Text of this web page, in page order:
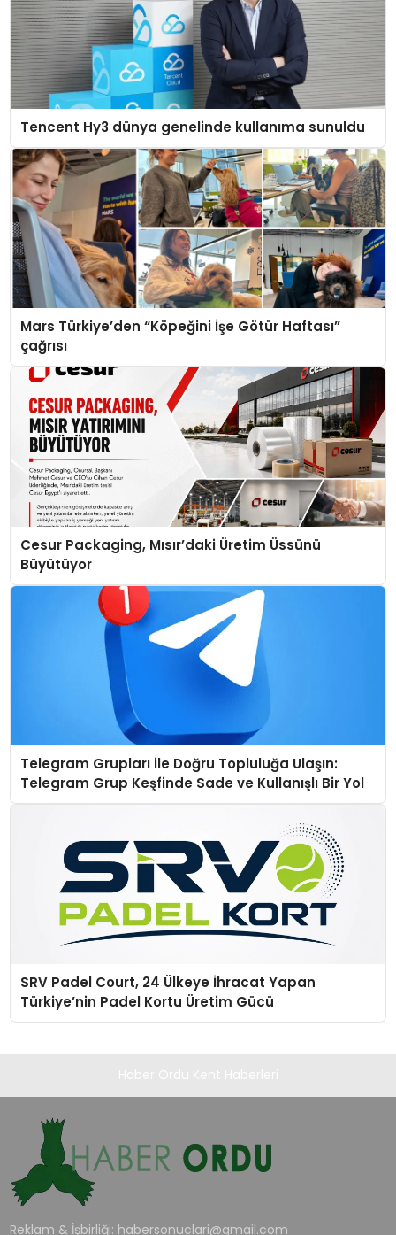
Tencent Hy3 dünya genelinde kullanıma sunuldu
Mars Türkiye’den “Köpeğini İşe Götür Haftası”
çağrısı
Cesur Packaging, Mısır’daki Üretim Üssünü
Büyütüyor
Telegram Grupları ile Doğru Topluluğa Ulaşın:
Telegram Grup Keşfinde Sade ve Kullanışlı Bir Yol
SRV Padel Court, 24 Ülkeye İhracat Yapan
Türkiye’nin Padel Kortu Üretim Gücü
Reklam & İşbirliği: habersonuclari@gmail.com